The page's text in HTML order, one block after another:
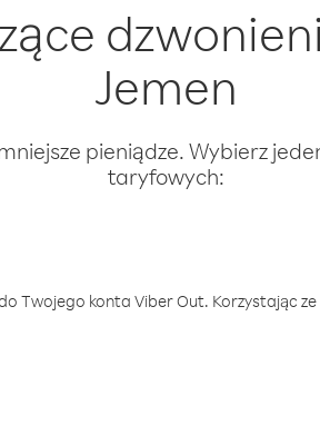
Jemen
pieniądze. Wybierz
taryfowych:
Twojego konta Viber Out. Korzystając